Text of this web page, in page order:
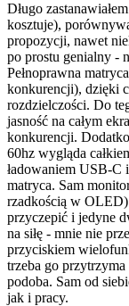
Długo
kosztuje),
propozycji, nawet
po prostu genialny -
Pełnoprawna
konkurencji), dzięki
rozdzielczości. Do
jasność na całym
konkurencji.
60hz wygląda
ładowaniem USB-C
matryca. Sam
rzadkością w OLED)
przyczepić i jedyne
na siłę - mnie nie
przyciskiem
trzeba go
podoba. Sam od
jak i pracy.